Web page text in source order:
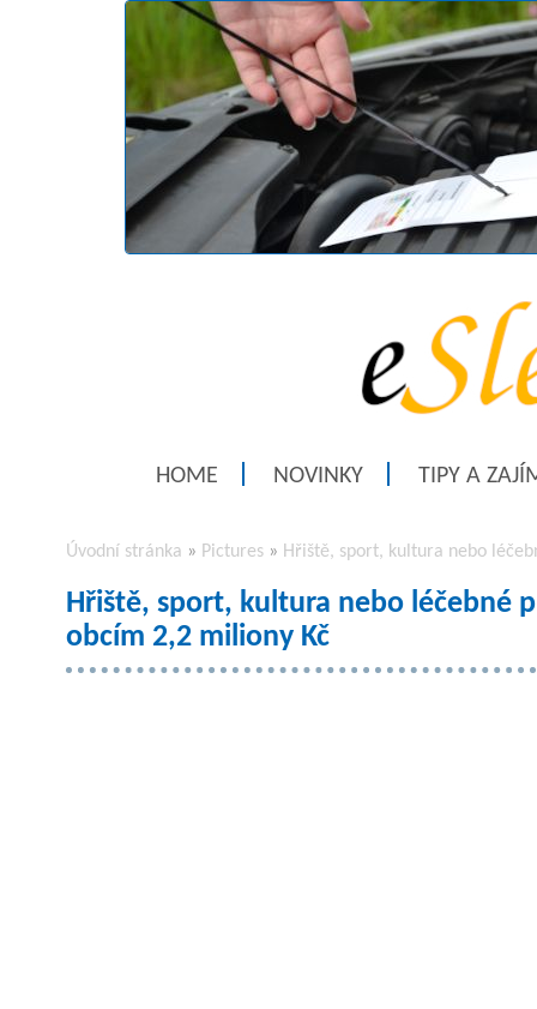
HOME NOVINKY TIPY A
Úvodní stránka » Pictures » Hřiště, sport, kultura nebo
Hřiště, sport, kultura nebo léčebné
obcím 2,2 miliony Kč